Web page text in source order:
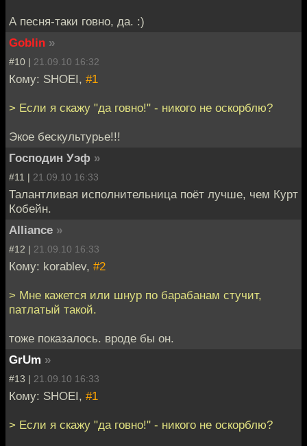
А песня-таки говно, да. :)
Goblin »
#10 | 21.09.10 16:32
Кому: SHOEI, #1
> Если я скажу "да говно!" - никого не оскорблю?
Экое бескультурье!!!
Господин Уэф »
#11 | 21.09.10 16:33
Талантливая исполнительница поёт лучше, чем Курт
Кобейн.
Alliance »
#12 | 21.09.10 16:33
Кому: korablev, #2
> Мне кажется или шнур по барабанам стучит,
патлатый такой.
тоже показалось. вроде бы он.
GrUm »
#13 | 21.09.10 16:33
Кому: SHOEI, #1
> Если я скажу "да говно!" - никого не оскорблю?